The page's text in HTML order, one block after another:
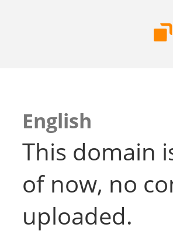
English
This domain
of now, no
uploaded.